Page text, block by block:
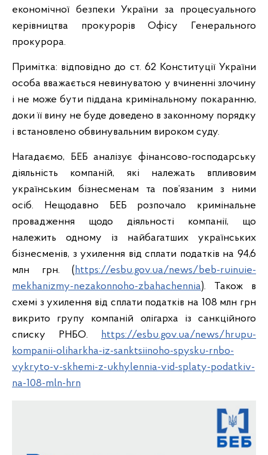
економічної безпеки України за процесуального
керівництва прокурорів Офісу Генерального
прокурора.
Примітка: відповідно до ст. 62 Конституції України
особа вважається невинуватою у вчиненні злочину
і не може бути піддана кримінальному покаранню,
доки її вину не буде доведено в законному порядку
і встановлено обвинувальним вироком суду.
Нагадаємо, БЕБ аналізує фінансово-господарську
діяльність компаній, які належать впливовим
українським бізнесменам та пов’язаним з ними
осіб. Нещодавно БЕБ розпочало кримінальне
провадження щодо діяльності компанії, що
належить одному із найбагатших українських
бізнесменів, з ухилення від сплати податків на 94,6
млн грн. (https://esbu.gov.ua/news/beb-ruinuie-
mekhanizmy-nezakonnoho-zbahachennia). Також в
схемі з ухилення від сплати податків на 108 млн грн
викрито групу компаній олігарха із санкційного
списку РНБО. https://esbu.gov.ua/news/hrupu-
kompanii-oliharkha-iz-sanktsiinoho-spysku-rnbo-
vykryto-v-skhemi-z-ukhylennia-vid-splaty-podatkiv-
na-108-mln-hrn